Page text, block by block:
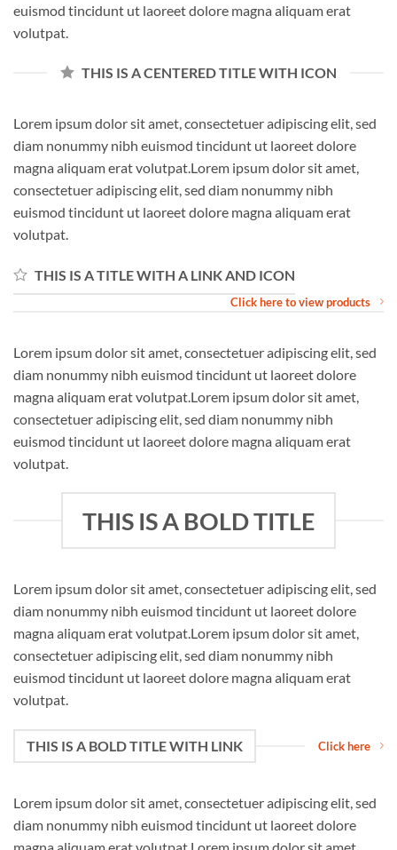
euismod tincidunt ut laoreet dolore magna aliquam erat
volutpat.
THIS IS A CENTERED TITLE WITH ICON
Lorem ipsum dolor sit amet, consectetuer adipiscing elit, sed
diam nonummy nibh euismod tincidunt ut laoreet dolore
magna aliquam erat volutpat.Lorem ipsum dolor sit amet,
consectetuer adipiscing elit, sed diam nonummy nibh
euismod tincidunt ut laoreet dolore magna aliquam erat
volutpat.
THIS IS A TITLE WITH A LINK AND ICON
Click here to view products
Lorem ipsum dolor sit amet, consectetuer adipiscing elit, sed
diam nonummy nibh euismod tincidunt ut laoreet dolore
magna aliquam erat volutpat.Lorem ipsum dolor sit amet,
consectetuer adipiscing elit, sed diam nonummy nibh
euismod tincidunt ut laoreet dolore magna aliquam erat
volutpat.
THIS IS A BOLD TITLE
Lorem ipsum dolor sit amet, consectetuer adipiscing elit, sed
diam nonummy nibh euismod tincidunt ut laoreet dolore
magna aliquam erat volutpat.Lorem ipsum dolor sit amet,
consectetuer adipiscing elit, sed diam nonummy nibh
euismod tincidunt ut laoreet dolore magna aliquam erat
volutpat.
THIS IS A BOLD TITLE WITH LINK Click here
Lorem ipsum dolor sit amet, consectetuer adipiscing elit, sed
diam nonummy nibh euismod tincidunt ut laoreet dolore